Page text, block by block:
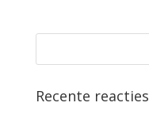
Recente reacties